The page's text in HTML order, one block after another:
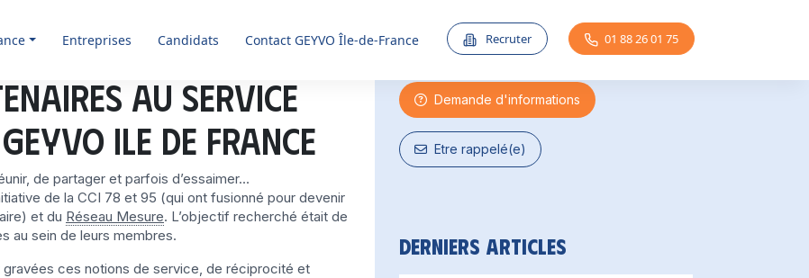
Entreprises Candidats Contact GEYVO Île-de-France Recruter 01 88 26 01 75
au service
Ile de France
de partager et parfois d’essaimer…
de la CCI 78 et 95 (qui ont fusionné pour devenir
et du Réseau Mesure. L’objectif recherché était de
au sein de leurs membres.
gravées ces notions de service, de réciprocité et
Une question ?
Demande d'informations
Etre rappelé(e)
Derniers articles